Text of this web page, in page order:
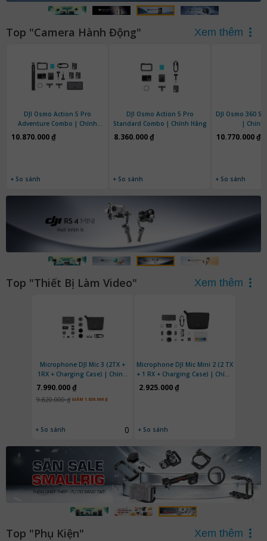
Top "Camera Hành Động" Xem thêm
DJI Osmo Action 5 Pro
Adventure Combo | Chính
Hãng
10.870.000 ₫
+ So sánh
DJI Osmo Action 5 Pro
Standard Combo | Chính Hãng
8.360.000 ₫
+ So sánh
DJI Osmo 360
| Chính
10.770.000 ₫
+ So sánh
Top "Thiết Bị Làm Video" Xem thêm
Microphone DJI Mic 3 (2TX +
1RX + Charging Case) | Chính
Hãng
7.990.000 ₫
9.820.000 ₫ GIẢM 1.830.000 ₫
+ So sánh 0
Microphone DJI Mic Mini 2 (2 TX
+ 1 RX + Charging Case) | Chính
hãng
2.925.000 ₫
+ So sánh
Top "Phụ Kiện" Xem thêm